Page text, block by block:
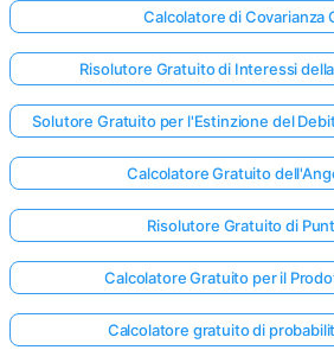
Calcolatore di Covarianza
Risolutore Gratuito di Interessi
Solutore Gratuito per l'Estinzione del
Calcolatore Gratuito
Risolutore Gratuito di
Calcolatore Gratuito per il
Calcolatore gratuito di